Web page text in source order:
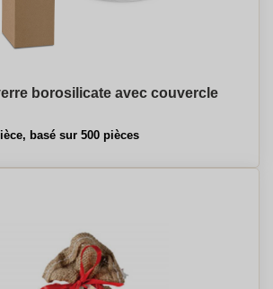
borosilicate avec couvercle
basé sur 500 pièces